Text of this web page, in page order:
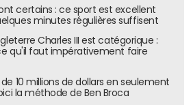
certains : ce sport est excellent
minutes régulières suffisent
Charles III est catégorique :
qu'il faut impérativement faire
de 10 millions de dollars en seulement
la méthode de Ben Broca